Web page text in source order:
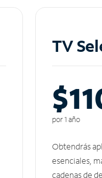
TV
por 1 año
Obtendrás
esenciales,
cadenas de